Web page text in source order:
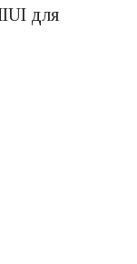
для